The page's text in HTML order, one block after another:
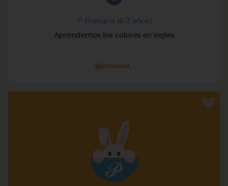
1º Primaria (6-7 años)
Aprendemos los colores en ingles
@jimesolar_